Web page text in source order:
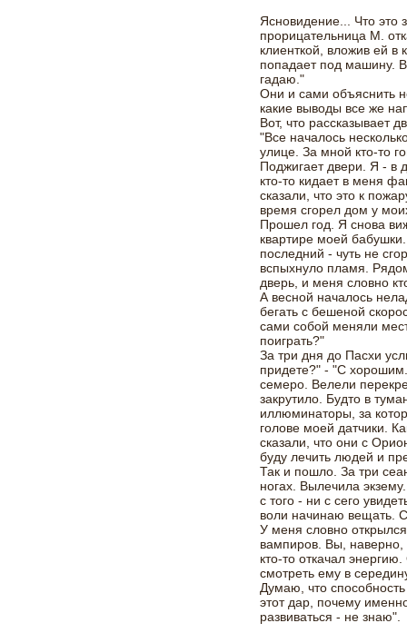
Ясновидение... Что это
прорицательница М.
клиенткой, вложив ей в
попадает под машину.
гадаю."
Они и сами объяснить
какие выводы все же
Вот, что рассказывает
"Все началось
улице. За мной кто-то
Поджигает двери. Я - в
кто-то кидает в меня
сказали, что это к
время сгорел дом у
Прошел год. Я снова
квартире моей
последний - чуть не
вспыхнуло пламя.
дверь, и меня словно
А весной началось
бегать с бешеной
сами собой меняли
поиграть?"
За три дня до Пасхи
придете?" - "С
семеро. Велели
закрутило. Будто в
иллюминаторы, за
голове моей датчики.
сказали, что они с
буду лечить людей и
Так и пошло. За три
ногах. Вылечила
с того - ни с сего
воли начинаю вещать.
У меня словно
вампиров. Вы, наверно,
кто-то откачал
смотреть ему в
Думаю, что
этот дар, почему
развиваться - не знаю".